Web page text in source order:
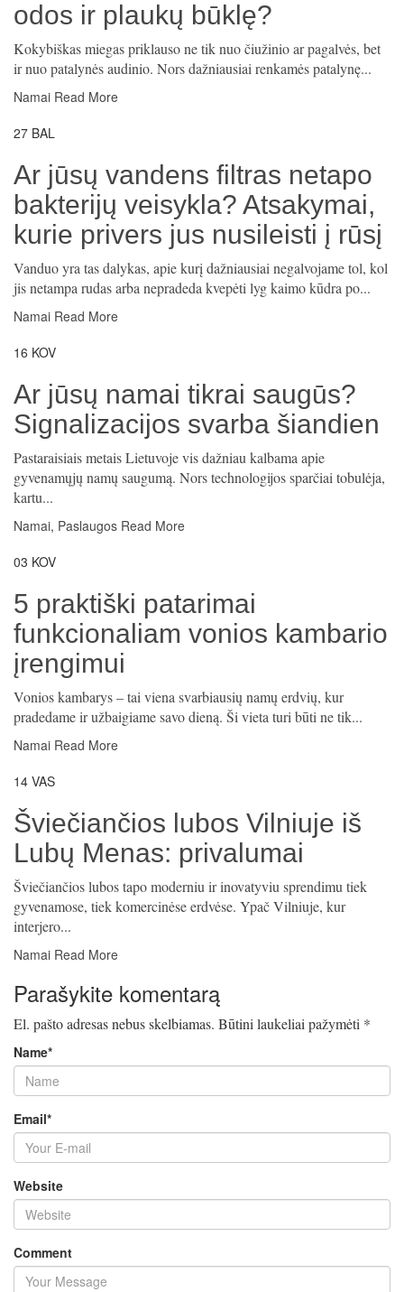
odos ir plaukų būklę?
Kokybiškas miegas priklauso ne tik nuo čiužinio ar pagalvės, bet
ir nuo patalynės audinio. Nors dažniausiai renkamės patalynę...
Namai Read More
27 BAL
Ar jūsų vandens filtras netapo
bakterijų veisykla? Atsakymai,
kurie privers jus nusileisti į rūsį
Vanduo yra tas dalykas, apie kurį dažniausiai negalvojame tol, kol
jis netampa rudas arba nepradeda kvepėti lyg kaimo kūdra po...
Namai Read More
16 KOV
Ar jūsų namai tikrai saugūs?
Signalizacijos svarba šiandien
Pastaraisiais metais Lietuvoje vis dažniau kalbama apie
gyvenamųjų namų saugumą. Nors technologijos sparčiai tobulėja,
kartu...
Namai, Paslaugos Read More
03 KOV
5 praktiški patarimai
funkcionaliam vonios kambario
įrengimui
Vonios kambarys – tai viena svarbiausių namų erdvių, kur
pradedame ir užbaigiame savo dieną. Ši vieta turi būti ne tik...
Namai Read More
14 VAS
Šviečiančios lubos Vilniuje iš
Lubų Menas: privalumai
Šviečiančios lubos tapo moderniu ir inovatyviu sprendimu tiek
gyvenamose, tiek komercinėse erdvėse. Ypač Vilniuje, kur
interjero...
Namai Read More
Parašykite komentarą
El. pašto adresas nebus skelbiamas. Būtini laukeliai pažymėti *
Name*
Email*
Website
Comment